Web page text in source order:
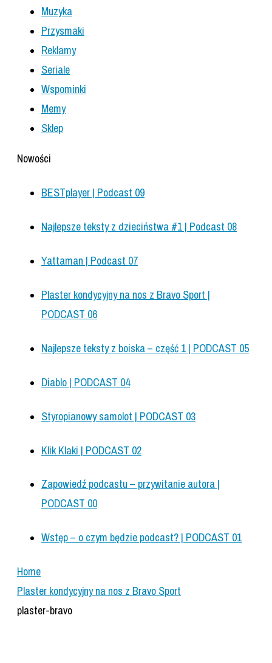
Muzyka
Przysmaki
Reklamy
Seriale
Wspominki
Memy
Sklep
Nowości
BESTplayer | Podcast 09
Najlepsze teksty z dzieciństwa #1 | Podcast 08
Yattaman | Podcast 07
Plaster kondycyjny na nos z Bravo Sport |
PODCAST 06
Najlepsze teksty z boiska – część 1 | PODCAST 05
Diablo | PODCAST 04
Styropianowy samolot | PODCAST 03
Klik Klaki | PODCAST 02
Zapowiedź podcastu – przywitanie autora |
PODCAST 00
Wstęp – o czym będzie podcast? | PODCAST 01
Home
Plaster kondycyjny na nos z Bravo Sport
plaster-bravo